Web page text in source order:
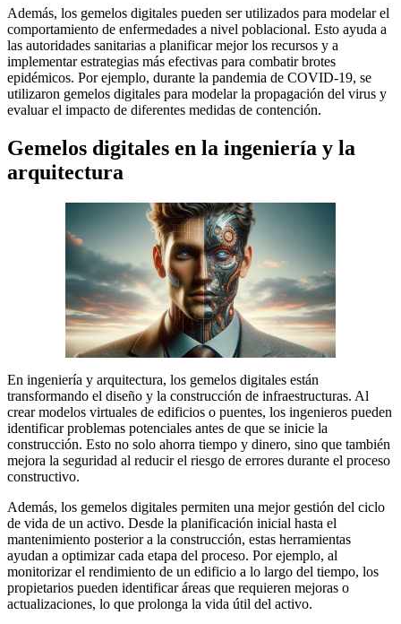
Además, los gemelos digitales pueden ser utilizados para modelar el
comportamiento de enfermedades a nivel poblacional. Esto ayuda a
las autoridades sanitarias a planificar mejor los recursos y a
implementar estrategias más efectivas para combatir brotes
epidémicos. Por ejemplo, durante la pandemia de COVID-19, se
utilizaron gemelos digitales para modelar la propagación del virus y
evaluar el impacto de diferentes medidas de contención.
Gemelos digitales en la ingeniería y la
arquitectura
En ingeniería y arquitectura, los gemelos digitales están
transformando el diseño y la construcción de infraestructuras. Al
crear modelos virtuales de edificios o puentes, los ingenieros pueden
identificar problemas potenciales antes de que se inicie la
construcción. Esto no solo ahorra tiempo y dinero, sino que también
mejora la seguridad al reducir el riesgo de errores durante el proceso
constructivo.
Además, los gemelos digitales permiten una mejor gestión del ciclo
de vida de un activo. Desde la planificación inicial hasta el
mantenimiento posterior a la construcción, estas herramientas
ayudan a optimizar cada etapa del proceso. Por ejemplo, al
monitorizar el rendimiento de un edificio a lo largo del tiempo, los
propietarios pueden identificar áreas que requieren mejoras o
actualizaciones, lo que prolonga la vida útil del activo.